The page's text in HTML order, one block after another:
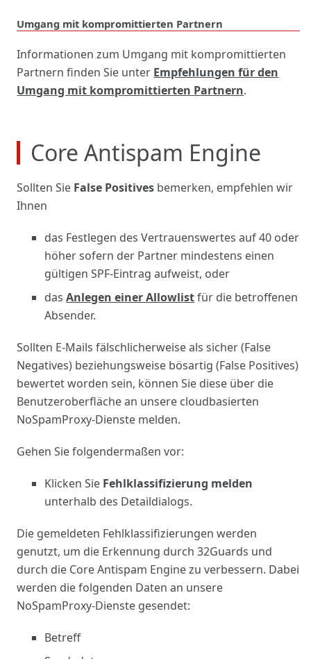
Umgang mit kompromittierten Partnern
Informationen zum Umgang mit kompromittierten
Partnern finden Sie unter Empfehlungen für den
Umgang mit kompromittierten Partnern.
Core Antispam Engine
Sollten Sie False Positives bemerken, empfehlen wir
Ihnen
das Festlegen des Vertrauenswertes auf 40 oder
höher sofern der Partner mindestens einen
gültigen SPF-Eintrag aufweist, oder
das Anlegen einer Allowlistfür die betroffenen
Absender.
Sollten E-Mails fälschlicherweise als sicher (False
Negatives) beziehungsweise bösartig (False Positives)
bewertet worden sein, können Sie diese über die
Benutzeroberfläche an unsere cloudbasierten
NoSpamProxy-Dienste melden.
Gehen Sie folgendermaßen vor:
Klicken Sie Fehlklassifizierung melden
unterhalb des Detaildialogs.
Die gemeldeten Fehlklassifizierungen werden
genutzt, um die Erkennung durch 32Guards und
durch die Core Antispam Engine zu verbessern. Dabei
werden die folgenden Daten an unsere
NoSpamProxy-Dienste gesendet:
Betreff